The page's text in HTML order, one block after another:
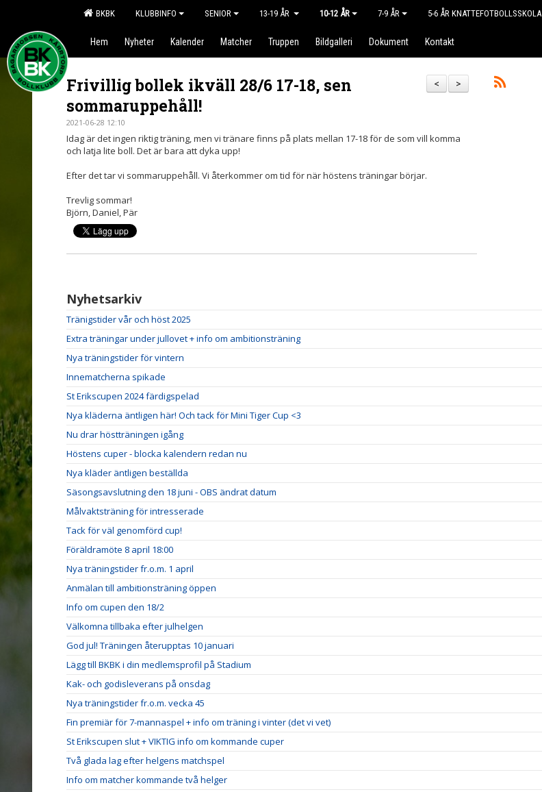
BKBK KLUBBINFO SENIOR 13-19 ÅR 10-12 ÅR 7-9 ÅR 5-6 ÅR KNATTEFOTBOLLSSKOLA
Hem Nyheter Kalender Matcher Truppen Bildgalleri Dokument Kontakt
>
<
Frivillig bollek ikväll 28/6 17-18, sen
sommaruppehåll!
2021-06-28 12:10
Idag är det ingen riktig träning, men vi tränare finns på plats mellan 17-18 för de som vill komma
och latja lite boll. Det är bara att dyka upp!
Efter det tar vi sommaruppehåll. Vi återkommer om tid för när höstens träningar börjar.
Trevlig sommar!
Björn, Daniel, Pär
Nyhetsarkiv
Tränigstider vår och höst 2025
Extra träningar under jullovet + info om ambitionsträning
Nya träningstider för vintern
Innematcherna spikade
St Erikscupen 2024 färdigspelad
Nya kläderna äntligen här! Och tack för Mini Tiger Cup <3
Nu drar höstträningen igång
Höstens cuper - blocka kalendern redan nu
Nya kläder äntligen beställda
Säsongsavslutning den 18 juni - OBS ändrat datum
Målvaktsträning för intresserade
Tack för väl genomförd cup!
Föräldramöte 8 april 18:00
Nya träningstider fr.o.m. 1 april
Anmälan till ambitionsträning öppen
Info om cupen den 18/2
Välkomna tillbaka efter julhelgen
God jul! Träningen återupptas 10 januari
Lägg till BKBK i din medlemsprofil på Stadium
Kak- och godisleverans på onsdag
Nya träningstider fr.o.m. vecka 45
Fin premiär för 7-mannaspel + info om träning i vinter (det vi vet)
St Erikscupen slut + VIKTIG info om kommande cuper
Två glada lag efter helgens matchspel
Info om matcher kommande två helger